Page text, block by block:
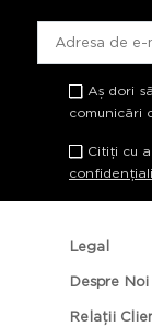
Aș dori
comunicări
Citiți cu
Legal
Despre Noi
Relații